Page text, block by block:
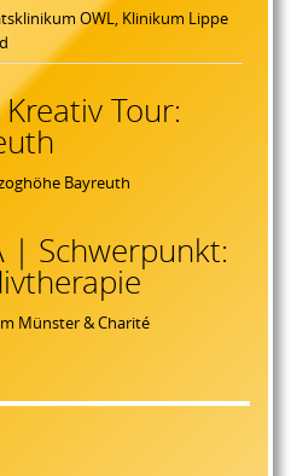
OWL, Klinikum Lippe
Kreativ Tour:
Bayreuth
| Schwerpunkt:
Münster & Charité